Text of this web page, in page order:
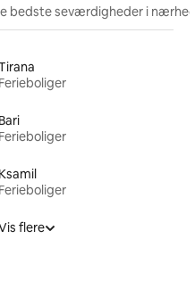
bedste seværdigheder i
Ferieboliger
Bari
Ferieboliger
Ksamil
Ferieboliger
flere